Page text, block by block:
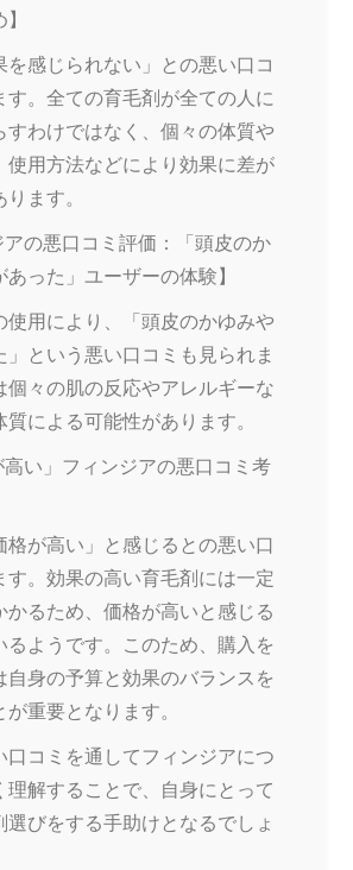
を感じられない」との悪い口コ
す。全ての育毛剤が全ての人に
すわけではなく、個々の体質や
使用方法などにより効果に差が
ます。
の悪口コミ評価：「頭皮のか
った」ユーザーの体験】
使用により、「頭皮のかゆみや
」という悪い口コミも見られま
個々の肌の反応やアレルギーな
質による可能性があります。
い」フィンジアの悪口コミ考
格が高い」と感じるとの悪い口
す。効果の高い育毛剤には一定
かるため、価格が高いと感じる
るようです。このため、購入を
自身の予算と効果のバランスを
重要となります。
口コミを通してフィンジアにつ
理解することで、自身にとって
選びをする手助けとなるでしょ